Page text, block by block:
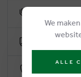
Kostenlose
We
ALLE